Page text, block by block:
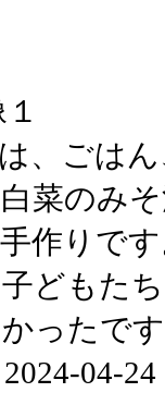
、ごはん
菜のみ
作りで
どもた
ったで
04-